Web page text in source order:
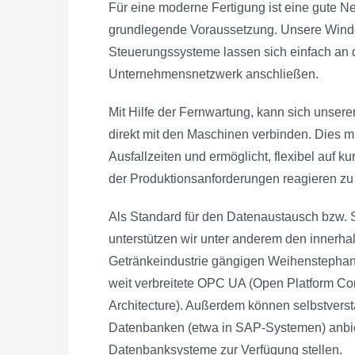
Für eine moderne Fertigung ist eine gute
grundlegende Voraussetzung. Unsere
Steuerungssysteme lassen sich einfach an
Unternehmensnetzwerk anschließen.
Mit Hilfe der Fernwartung, kann sich
direkt mit den Maschinen verbinden. Dies
Ausfallzeiten und ermöglicht, flexibel auf
der Produktionsanforderungen reagieren
Als Standard für den Datenaustausch bzw.
unterstützen wir unter anderem den
Getränkeindustrie gängigen
weit verbreitete OPC UA (Open Platform
Architecture). Außerdem können
Datenbanken (etwa in SAP-Systemen)
Datenbanksysteme zur Verfügung stellen.